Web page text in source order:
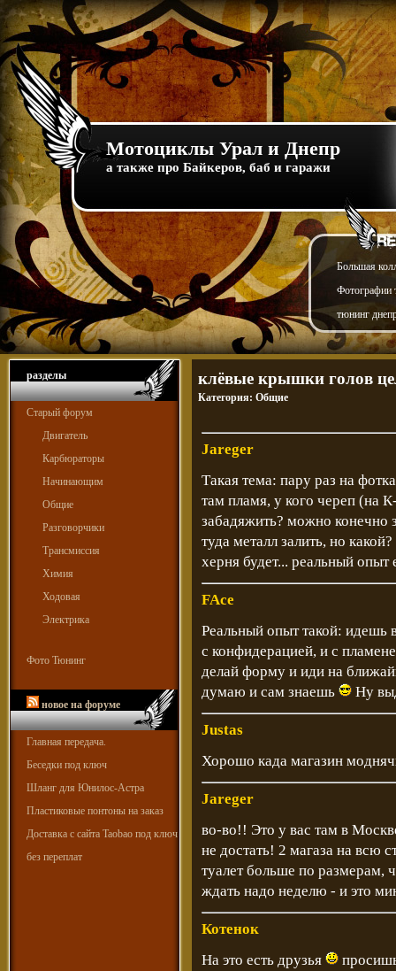
Мотоциклы Урал и Днепр
а также про Байкеров, баб и гаражи
Большая
Фотографии
тюнинг
разделы
Старый форум
Двигатель
Карбюраторы
Начинающим
Общие
Разговорчики
Трансмиссия
Химия
Ходовая
Электрика
Фото Тюнинг
новое на форуме
Главная передача.
Беседки под ключ
Шланг для Юнилос-Астра
Пластиковые понтоны на заказ
Доставка с сайта Taobao под ключ
без переплат
клёвые крышки голов
Категория: Общие
Jareger
Такая тема: пару раз на
там пламя, у кого череп (на
забадяжить? можно конечно
туда металл залить, но
херня будет... реальный опыт
FAce
Реальный опыт такой: идешь
с конфидерацией, и с
делай форму и иди на
думаю и сам знаешь
Ну
Justas
Хорошо када магазин
Jareger
во-во!! Это у вас там в
не достать! 2 магаза на всю
туалет больше по размерам,
ждать надо неделю - и это
Котенок
На это есть друзья